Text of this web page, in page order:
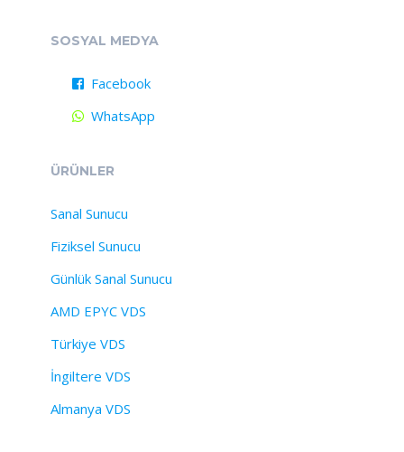
SOSYAL MEDYA
Facebook
WhatsApp
ÜRÜNLER
Sanal Sunucu
Fiziksel Sunucu
Günlük Sanal Sunucu
AMD EPYC VDS
Türkiye VDS
İngiltere VDS
Almanya VDS